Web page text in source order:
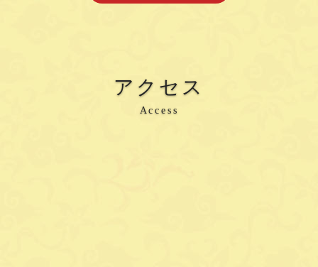
アクセス
Access